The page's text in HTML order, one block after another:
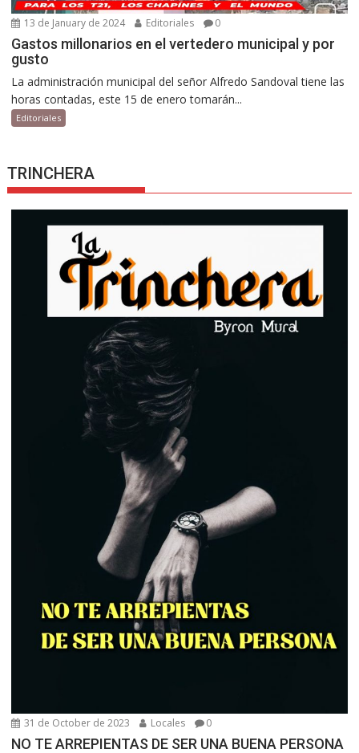
13 de January de 2024 Editoriales 0
Gastos millonarios en el vertedero municipal y por
gusto
La administración municipal del señor Alfredo Sandoval tiene las
horas contadas, este 15 de enero tomarán...
Editoriales
TRINCHERA
31 de October de 2023 Locales 0
NO TE ARREPIENTAS DE SER UNA BUENA PERSONA